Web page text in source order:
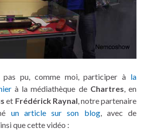
pas pu, comme moi, participer à la
à la médiathèque de Chartres, en
et Frédérick Raynal, notre partenaire
un article sur son blog, avec de
que cette vidéo :